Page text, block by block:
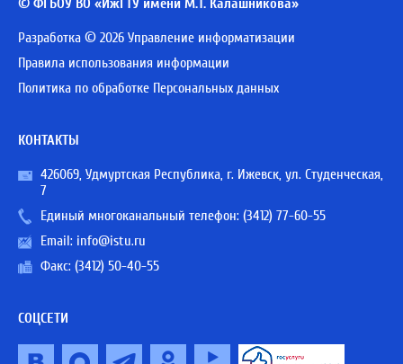
© ФГБОУ ВО «ИжГТУ имени М.Т. Калашникова»
Разработка © 2026 Управление информатизации
Правила использования информации
Политика по обработке Персональных данных
КОНТАКТЫ
426069, Удмуртская Республика, г. Ижевск, ул. Студенческая,
7
Единый многоканальный телефон: (3412) 77-60-55
Email: info@istu.ru
Факс: (3412) 50-40-55
СОЦСЕТИ